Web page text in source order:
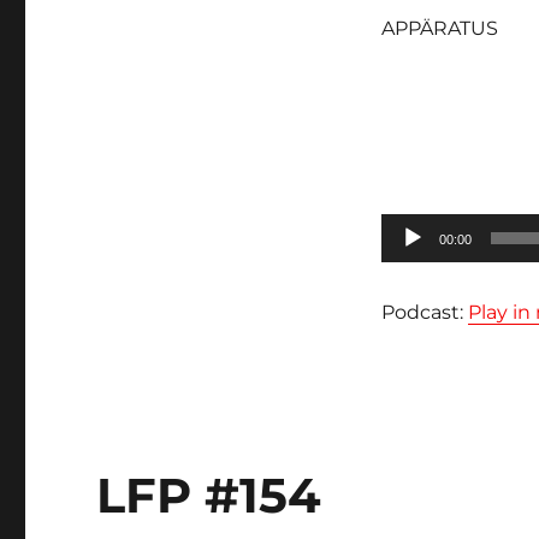
APPÄRATUS
Lecteur
audio
00:00
Podcast: Play
LFP #154